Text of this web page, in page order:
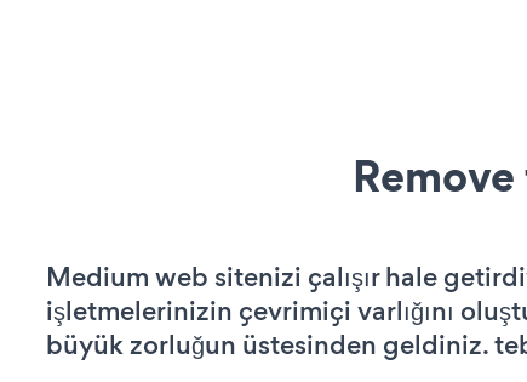
Medium web sitenizi çalışır hale
işletmelerinizin çevrimiçi varlığını
büyük zorluğun üstesinden geldiniz.